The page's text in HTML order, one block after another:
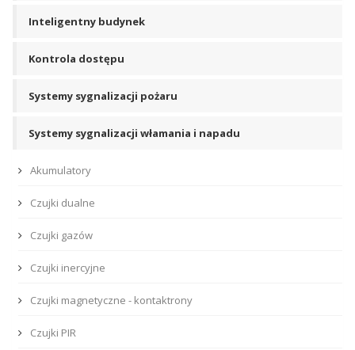
Inteligentny budynek
Kontrola dostępu
Systemy sygnalizacji pożaru
Systemy sygnalizacji włamania i napadu
Akumulatory
Czujki dualne
Czujki gazów
Czujki inercyjne
Czujki magnetyczne - kontaktrony
Czujki PIR